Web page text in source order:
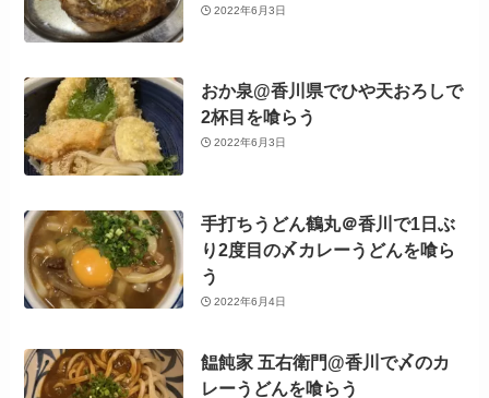
2022年6月3日
おか泉@香川県でひや天おろしで
2杯目を喰らう
2022年6月3日
手打ちうどん鶴丸＠香川で1日ぶ
り2度目の〆カレーうどんを喰ら
う
2022年6月4日
饂飩家 五右衛門@香川で〆のカ
レーうどんを喰らう